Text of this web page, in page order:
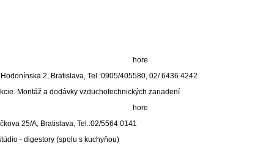
hore
Hodonínska 2, Bratislava, Tel.:0905/405580, 02/ 6436 4242
Montáž a dodávky vzduchotechnických zariadení
hore
25/A, Bratislava, Tel.:02/5564 0141
- digestory (spolu s kuchyňou)